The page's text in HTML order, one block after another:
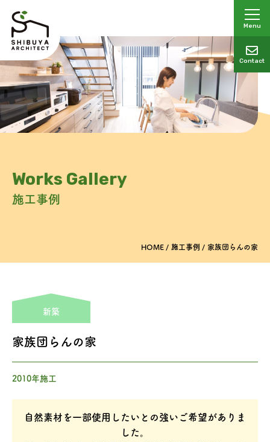
Menu
Contact
Works Gallery
施工事例
HOME 施工事例 家族団らんの家
新築
家族団らんの家
2010年施工
自然素材を一部使用したいとの強いご希望がありま
した。